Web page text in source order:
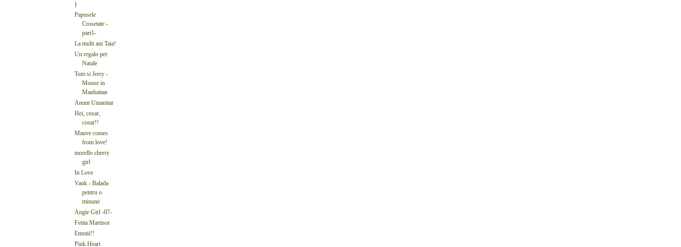
)
Papusele
Crosetate -
part1-
La multi ani Taia!
Un regalo per
Natale
Tom si Jerry -
Mouse in
Manhattan
Anunt Umanitar
Hei, cosar,
cosar!!
Mauve comes
from love!
morello cherry
girl
In Love
Vank - Balada
pentru o
minune
Angie Girl -07-
Fetita Martisor
Emotii!!
Pink Heart